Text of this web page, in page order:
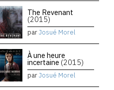
The Revenant
(2015)
parJosué Morel
À une heure
incertaine (2015)
parJosué Morel